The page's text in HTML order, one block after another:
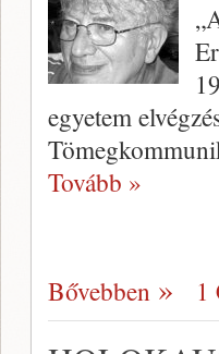
egyetem
Tovább »
Bővebben 1